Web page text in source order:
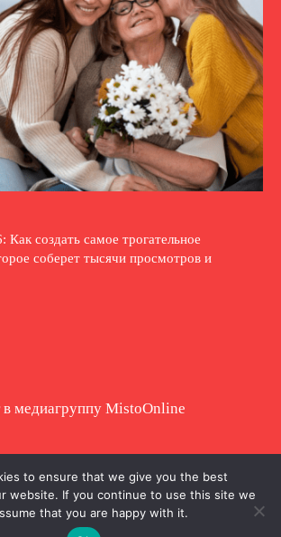
Как создать самое трогательное
соберет тысячи просмотров и
медиагруппу MistoOnline
использование материала
разрешено с гиперссылкой.
to ensure that we give you the best
website. If you continue to use this site we
that you are happy with it.